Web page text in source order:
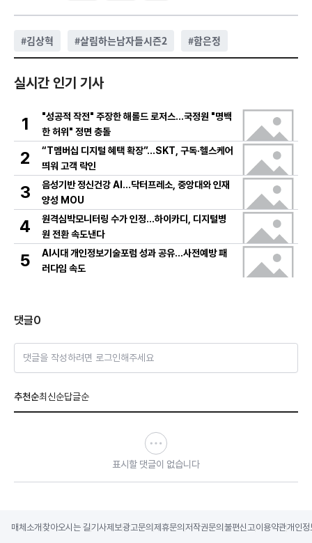
#김상혁 #살림하는남자들시즌2 #함은정
실시간 인기 기사
1
"성공적 작전" 주장한 해롤드 로저스…국정원 "명백
한 허위" 정면 충돌
2
“T멤버십 디지털 혜택 확장”…SKT, 구독·헬스케어
띄워 고객 락인
3
음성기반 정신건강 AI…닥터프레소, 중앙대와 인재
양성 MOU
4
원격심박모니터링 수가 인정…하이카디, 디지털병
원 전환 속도낸다
5
AI시대 개인정보기술포럼 성과 공유…사전예방 패
러다임 속도
댓글0
댓글을 작성하려면 로그인해주세요
추천순최신순답글순
표시할 댓글이 없습니다
매체소개 찾아오시는 길기사제보광고문의 제휴문의 저작권문의 불편신고이용약관개인정